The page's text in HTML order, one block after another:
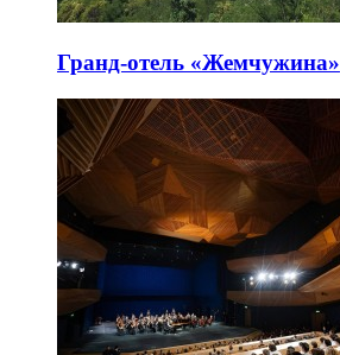
Гранд-отель «Жемчужина»